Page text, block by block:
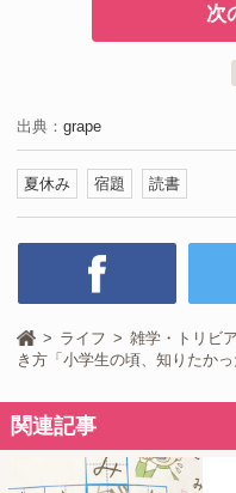
次
出典： grape
夏休み 宿題 読書
ライフ 雑学・トリビア
き方「小学生の頃、知りたかっ
関連記事